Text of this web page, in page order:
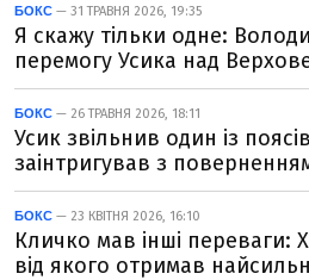
БОКС — 31 ТРАВНЯ 2026, 19:35
Я скажу тільки одне:
перемогу Усика над
БОКС — 26 ТРАВНЯ 2026, 18:11
Усик звільнив один із
заінтригував з
БОКС — 23 КВІТНЯ 2026, 16:10
Кличко мав інші переваги:
від якого отримав